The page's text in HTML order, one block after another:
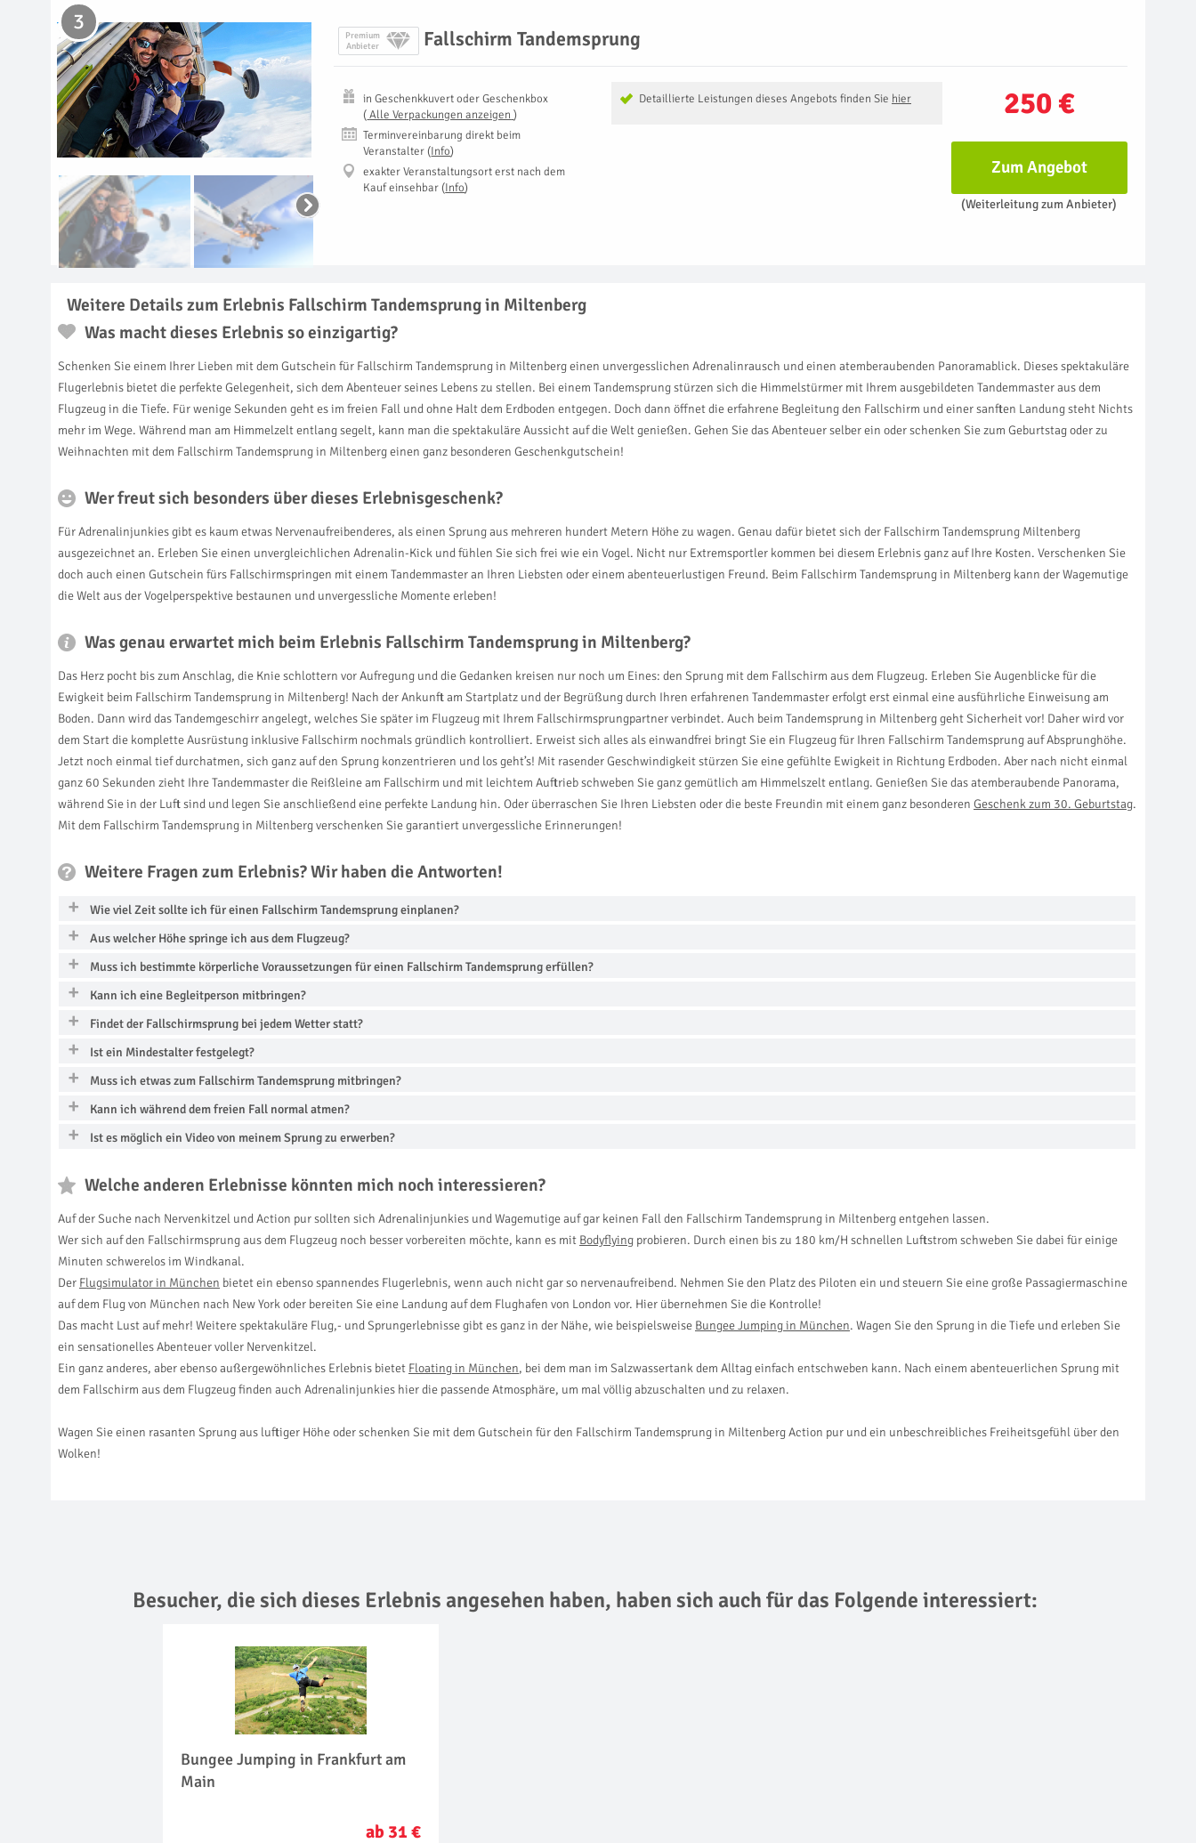
Premium
Anbieter
Fallschirm Tandemsprung
3
250 €
Detaillierte Leistungen dieses Angebots finden Sie hier
inGeschenkkuvert oder Geschenkbox
( Alle Verpackungen anzeigen )
Terminvereinbarung direkt beim
Veranstalter (Info)
exakter Veranstaltungsort erst nach dem
Kauf einsehbar (Info)
Zum Angebot
(Weiterleitung zum Anbieter)
Weitere Details zum Erlebnis Fallschirm Tandemsprung in Miltenberg
Was macht dieses Erlebnis so einzigartig?
Schenken Sie einem Ihrer Lieben mit dem Gutschein für Fallschirm Tandemsprung in Miltenberg einen unvergesslichen Adrenalinrausch und einen atemberaubenden Panoramablick. Dieses spektakuläre
Flugerlebnis bietet die perfekte Gelegenheit, sich dem Abenteuer seines Lebens zu stellen. Bei einem Tandemsprung stürzen sich die Himmelstürmer mit Ihrem ausgebildeten Tandemmaster aus dem
Flugzeug in die Tiefe. Für wenige Sekunden geht es im freien Fall und ohne Halt dem Erdboden entgegen. Doch dann öffnet die erfahrene Begleitung den Fallschirm und einer sanften Landung steht Nichts
mehr im Wege. Während man am Himmelzelt entlang segelt, kann man die spektakuläre Aussicht auf die Welt genießen. Gehen Sie das Abenteuer selber ein oder schenken Sie zum Geburtstag oder zu
Weihnachten mit dem Fallschirm Tandemsprung in Miltenberg einen ganz besonderen Geschenkgutschein!
Wer freut sich besonders über dieses Erlebnisgeschenk?
Für Adrenalinjunkies gibt es kaum etwas Nervenaufreibenderes, als einen Sprung aus mehreren hundert Metern Höhe zu wagen. Genau dafür bietet sich der Fallschirm Tandemsprung Miltenberg
ausgezeichnet an. Erleben Sie einen unvergleichlichen Adrenalin-Kick und fühlen Sie sich frei wie ein Vogel. Nicht nur Extremsportler kommen bei diesem Erlebnis ganz auf Ihre Kosten. Verschenken Sie
doch auch einen Gutschein fürs Fallschirmspringen mit einem Tandemmaster an Ihren Liebsten oder einem abenteuerlustigen Freund. Beim Fallschirm Tandemsprung in Miltenberg kann der Wagemutige
die Welt aus der Vogelperspektive bestaunen und unvergessliche Momente erleben!
Was genau erwartet mich beim Erlebnis Fallschirm Tandemsprung in Miltenberg?
Das Herz pocht bis zum Anschlag, die Knie schlottern vor Aufregung und die Gedanken kreisen nur noch um Eines: den Sprung mit dem Fallschirm aus dem Flugzeug. Erleben Sie Augenblicke für die
Ewigkeit beim Fallschirm Tandemsprung in Miltenberg! Nach der Ankunft am Startplatz und der Begrüßung durch Ihren erfahrenen Tandemmaster erfolgt erst einmal eine ausführliche Einweisung am
Boden. Dann wird das Tandemgeschirr angelegt, welches Sie später im Flugzeug mit Ihrem Fallschirmsprungpartner verbindet. Auch beim Tandemsprung in Miltenberg geht Sicherheit vor! Daher wird vor
dem Start die komplette Ausrüstung inklusive Fallschirm nochmals gründlich kontrolliert. Erweist sich alles als einwandfrei bringt Sie ein Flugzeug für Ihren Fallschirm Tandemsprung auf Absprunghöhe.
Jetzt noch einmal tief durchatmen, sich ganz auf den Sprung konzentrieren und los geht’s! Mit rasender Geschwindigkeit stürzen Sie eine gefühlte Ewigkeit in Richtung Erdboden. Aber nach nicht einmal
ganz 60 Sekunden zieht Ihre Tandemmaster die Reißleine am Fallschirm und mit leichtem Auftrieb schweben Sie ganz gemütlich am Himmelszelt entlang. Genießen Sie das atemberaubende Panorama,
während Sie in der Luft sind und legen Sie anschließend eine perfekte Landung hin. Oder überraschen Sie Ihren Liebsten oder die beste Freundin mit einem ganz besonderen Geschenk zum 30. Geburtstag.
Mit dem Fallschirm Tandemsprung in Miltenberg verschenken Sie garantiert unvergessliche Erinnerungen!
Weitere Fragen zum Erlebnis? Wir haben die Antworten!
Wie viel Zeit sollte ich für einen Fallschirm Tandemsprung einplanen?
Aus welcher Höhe springe ich aus dem Flugzeug?
Muss ich bestimmte körperliche Voraussetzungen für einen Fallschirm Tandemsprung erfüllen?
Kann ich eine Begleitperson mitbringen?
Findet der Fallschirmsprung bei jedem Wetter statt?
Ist ein Mindestalter festgelegt?
Muss ich etwas zum Fallschirm Tandemsprung mitbringen?
Kann ich während dem freien Fall normal atmen?
Ist es möglich ein Video von meinem Sprung zu erwerben?
Welche anderen Erlebnisse könnten mich noch interessieren?
Auf der Suche nach Nervenkitzel und Action pur sollten sich Adrenalinjunkies und Wagemutige auf gar keinen Fall den Fallschirm Tandemsprung in Miltenberg entgehen lassen.
Wer sich auf den Fallschirmsprung aus dem Flugzeug noch besser vorbereiten möchte, kann es mit Bodyflying probieren. Durch einen bis zu 180 km/H schnellen Luftstrom schweben Sie dabei für einige
Minuten schwerelos im Windkanal.
Der Flugsimulator in München bietet ein ebenso spannendes Flugerlebnis, wenn auch nicht gar so nervenaufreibend. Nehmen Sie den Platz des Piloten ein und steuern Sie eine große Passagiermaschine
auf dem Flug von München nach New York oder bereiten Sie eine Landung auf dem Flughafen von London vor. Hier übernehmen Sie die Kontrolle!
Das macht Lust auf mehr! Weitere spektakuläre Flug,- und Sprungerlebnisse gibt es ganz in der Nähe, wie beispielsweise Bungee Jumping in München. Wagen Sie den Sprung in die Tiefe und erleben Sie
ein sensationelles Abenteuer voller Nervenkitzel.
Ein ganz anderes, aber ebenso außergewöhnliches Erlebnis bietet Floating in München, bei dem man im Salzwassertank dem Alltag einfach entschweben kann. Nach einem abenteuerlichen Sprung mit
dem Fallschirm aus dem Flugzeug finden auch Adrenalinjunkies hier die passende Atmosphäre, um mal völlig abzuschalten und zu relaxen.
Wagen Sie einen rasanten Sprung aus luftiger Höhe oder schenken Sie mit dem Gutschein für den Fallschirm Tandemsprung in Miltenberg Action pur und ein unbeschreibliches Freiheitsgefühl über den
Wolken!
Besucher, die sich dieses Erlebnis angesehen haben, haben sich auch für das Folgende interessiert:
Bungee Jumping in Frankfurt am
Main
ab 31 €